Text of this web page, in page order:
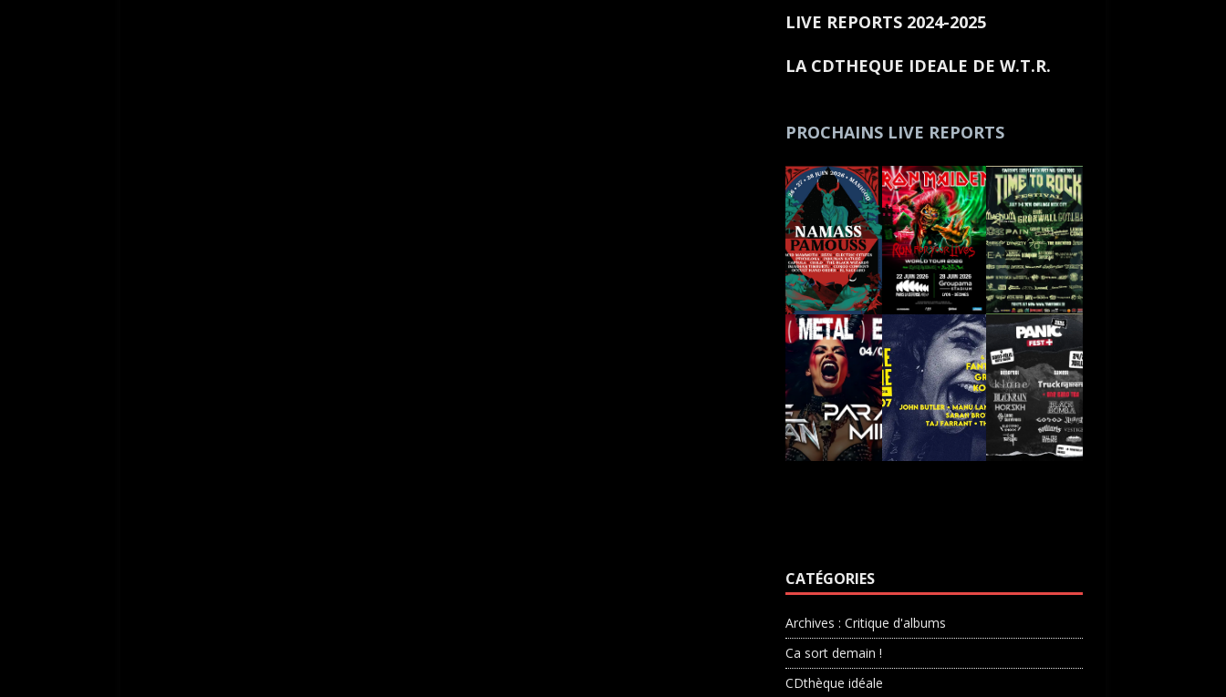
LIVE REPORTS 2024-2025
LA CDTHEQUE IDEALE DE W.T.R.
PROCHAINS LIVE REPORTS
CATÉGORIES
Archives : Critique d'albums
Ca sort demain !
CDthèque idéale